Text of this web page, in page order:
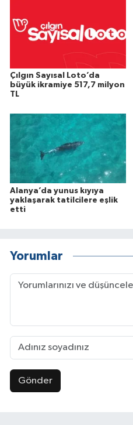
Çılgın Sayısal Loto’da
büyük ikramiye 517,7 milyon
TL
Alanya’da yunus kıyıya
yaklaşarak tatilcilere eşlik
etti
Yorumlar
Gönder